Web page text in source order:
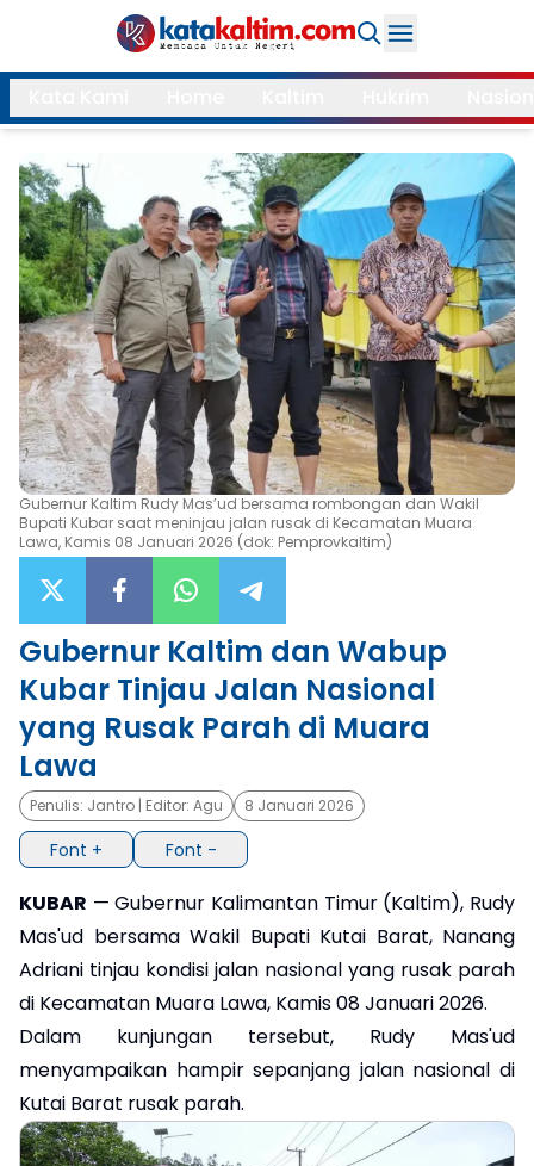
Daerah
Kukar
Samarinda
Bontang
Balikpapan
Kubar
Kutim
PPU
Mahulu
Paser
Berau
More
Internasional
Feature
Opini
Gaya
Hidup
×
Search
Gubernur Kaltim Rudy Mas’ud bersama rombongan dan Wakil
Bupati Kubar saat meninjau jalan rusak di Kecamatan Muara
Lawa, Kamis 08 Januari 2026 (dok: Pemprovkaltim)
Gubernur Kaltim dan Wabup
Kubar Tinjau Jalan Nasional
yang Rusak Parah di Muara
Lawa
Penulis: Jantro | Editor: Agu 8 Januari 2026
Font + Font -
KUBAR — Gubernur Kalimantan Timur (Kaltim), Rudy
Mas'ud bersama Wakil Bupati Kutai Barat, Nanang
Adriani tinjau kondisi jalan nasional yang rusak parah
di Kecamatan Muara Lawa, Kamis 08 Januari 2026.
Dalam kunjungan tersebut, Rudy Mas'ud
menyampaikan hampir sepanjang jalan nasional di
Kutai Barat rusak parah.